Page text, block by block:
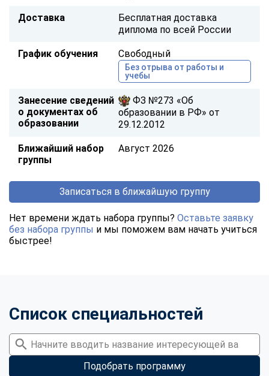
Доставка
Бесплатная доставка
диплома по всей России
График обучения Свободный
Без отрыва от работы и
учебы
Занесение сведений
о документах об
образовании
ФЗ №273 «Об
образовании в РФ» от
29.12.2012
Ближайший набор
группы
Август 2026
Записаться в ближайшую группу
Нет времени ждать набора группы? Оставьте заявку
без набора группы и мы поможем вам начать учиться
быстрее!
Список специальностей
Подобрать программу